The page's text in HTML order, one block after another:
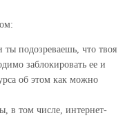
подозреваешь, что твоя
заблокировать ее и
об этом как можно
в том числе, интернет-